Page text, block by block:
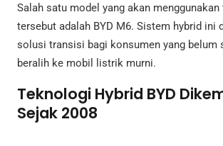
Salah satu model yang akan
tersebut adalah BYD M6. Sistem hybrid ini
solusi transisi bagi konsumen yang belum
beralih ke mobil listrik murni.
Teknologi Hybrid BYD
Sejak 2008